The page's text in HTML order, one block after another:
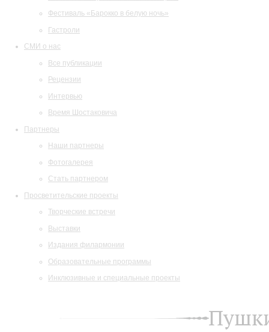
Фестиваль «Барокко в белую ночь»
Гастроли
СМИ о нас
Все публикации
Рецензии
Интервью
Время Шостаковича
Партнеры
Наши партнеры
Фотогалерея
Стать партнером
Просветительские проекты
Творческие встречи
Выставки
Издания филармонии
Образовательные программы
Инклюзивные и специальные проекты